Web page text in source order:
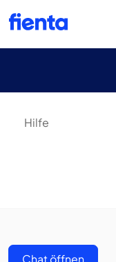
Hilfe
Chat öffnen